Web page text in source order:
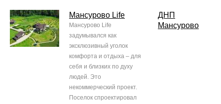
Мансурово Life
Мансурово Life
задумывался как
эксклюзивный уголок
комфорта и отдыха – для
себя и близких по духу
людей. Это
некоммерческий проект.
Поселок спроектировал
ДНП
Мансурово